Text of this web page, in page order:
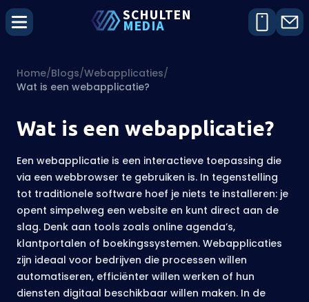
SCHULTEN
MEDIA
Home/Blogs/Webapplicaties/
Wat is een webapplicatie?
Wat is een webapplicatie?
Een webapplicatie is een interactieve toepassing die
via een webbrowser te gebruiken is. In tegenstelling
tot traditionele software hoef je niets te installeren: je
opent simpelweg een website en kunt direct aan de
slag. Denk aan tools zoals online agenda’s,
klantportalen of boekingssystemen. Webapplicaties
zijn ideaal voor bedrijven die processen willen
automatiseren, efficiënter willen werken of hun
diensten digitaal beschikbaar willen maken. In de